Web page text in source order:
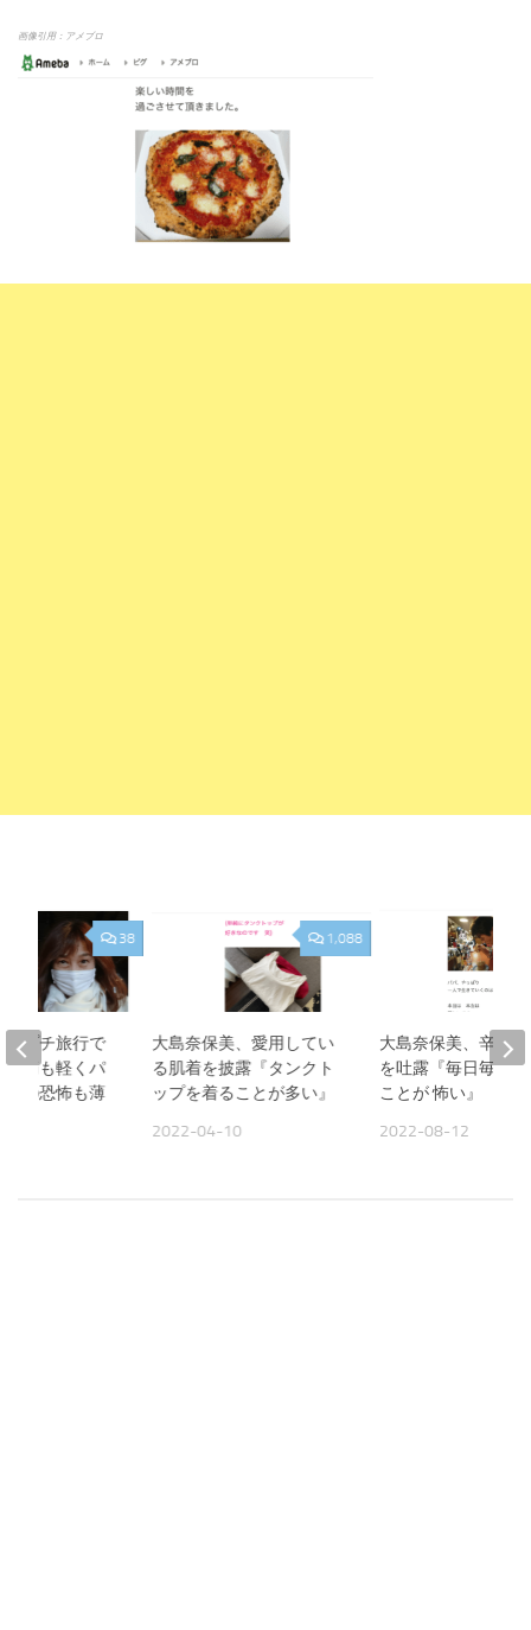
画像引用：アメブロ
1,088
大島奈保美、愛用してい
る肌着を披露『タンクト
ップを着ることが多い』
2022-04-10
大島奈保美、辛い
を吐露『毎日毎日
ことが 怖い』
2022-08-12
38
、プチ旅行で
頭痛も軽くパ
への恐怖も薄